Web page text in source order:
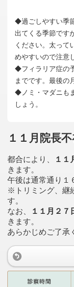
◆過ごしやすい季
出てくる季節です
ください。太って
めやすいので注意
◆フィラリア症の
までです。最後の
◆ノミ・マダニも
しょう。
１１月院長
都合により、 １１
きます。
午後は通常通り１
※トリミング、継
す。
なお、
１１月２７
きます。
あらかじめご了承